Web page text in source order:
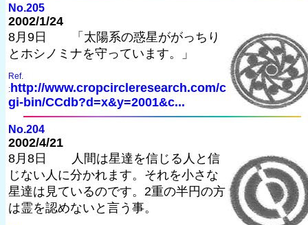
No.205
2002/1/24
8月9日 「太陽系の惑星ががっちり
とホシノミナを守っています。」
Ref.
: http://www.cropcircleresearch.com/c
gi-bin/CCdb?d=x&y=2001&c...
No.204
2002/4/21
8月8日 人間は星達を信じる人と信
じない人に分かれます。それを小さな
星達は見ているのです。2重の半円の方
は霊を認めないと言う事。